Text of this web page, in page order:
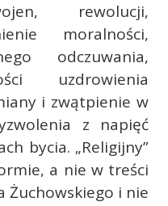
rewolucji,
moralności,
odczuwania,
uzdrowienia
i zwątpienie w
z napięć
bycia. „Religijny”
a nie w treści
Żuchowskiego i nie